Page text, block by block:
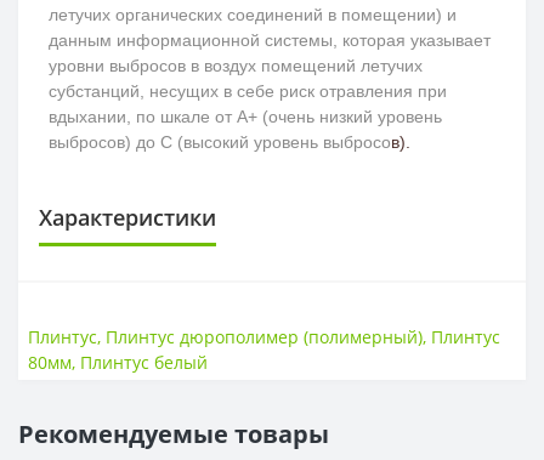
летучих органических соединений в помещении) и
данным информационной системы, которая указывает
уровни выбросов в воздух помещений летучих
субстанций, несущих в себе риск отравления при
вдыхании, по шкале от A+ (очень низкий уровень
выбросов) до С (высокий уровень выбросов).
Характеристики
Высота
80мм
Длина
Плинтус, Плинтус дюрополимер (полимерный), Плинтус
80мм, Плинтус белый
Рекомендуемые товары